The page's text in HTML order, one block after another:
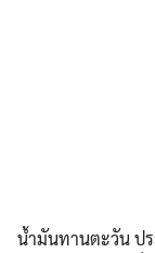
น้ำมันทานตะวัน ป